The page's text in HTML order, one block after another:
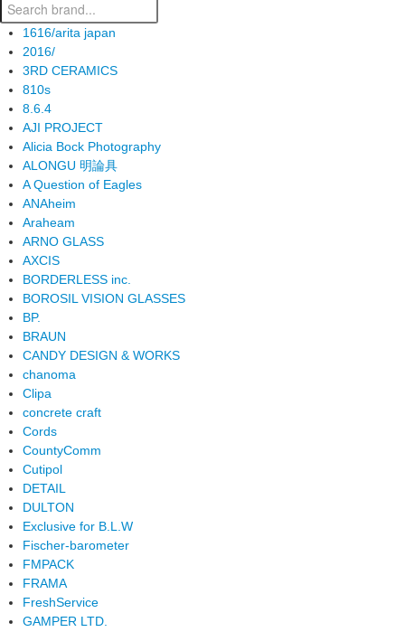
1616/arita japan
2016/
3RD CERAMICS
810s
8.6.4
AJI PROJECT
Alicia Bock Photography
ALONGU 明論具
A Question of Eagles
ANAheim
Araheam
ARNO GLASS
AXCIS
BORDERLESS inc.
BOROSIL VISION GLASSES
BP.
BRAUN
CANDY DESIGN & WORKS
chanoma
Clipa
concrete craft
Cords
CountyComm
Cutipol
DETAIL
DULTON
Exclusive for B.L.W
Fischer-barometer
FMPACK
FRAMA
FreshService
GAMPER LTD.